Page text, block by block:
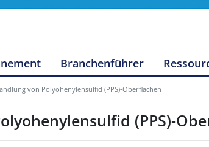
Branchenführer
von Polyohenylensulfid (PPS)-Oberflächen
(PPS)-